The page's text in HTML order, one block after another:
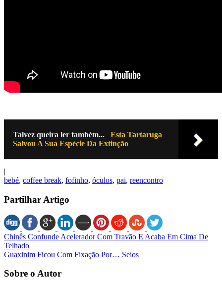
Talvez queira ler também...
Esta Tartaruga
Salvou A Sua Espécie Da Extinção
|
bebé, coffee break, fofinho, óculos, pai, reencontro
Partilhar Artigo
Chinês Confunde Acelerador Com Travão E Acaba Em Cima De
Telhado
Guaxinim Ficou Com Fixação Por… Seios
Sobre o Autor